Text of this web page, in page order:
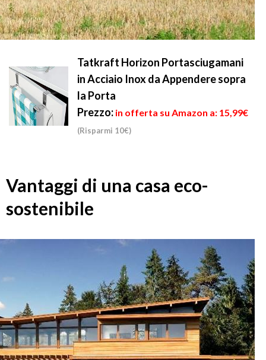
Tatkraft Horizon Portasciugamani
in Acciaio Inox da Appendere sopra
la Porta
Prezzo: in offerta su Amazon a: 15,99€
(Risparmi 10€)
Vantaggi di una casa eco-
sostenibile